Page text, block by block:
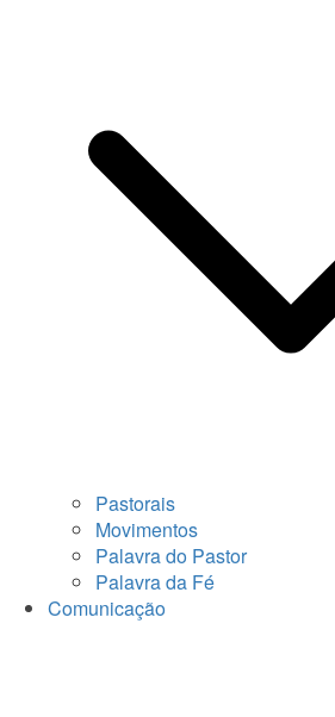
Pastorais
Movimentos
Palavra do Pastor
Palavra da Fé
Comunicação